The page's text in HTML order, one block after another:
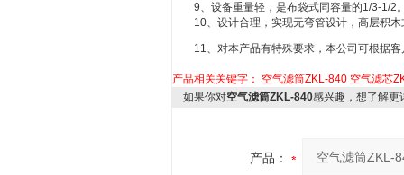
9、设备重量轻，是布袋式同容量的1/3-1/2
10、设计合理，实现无弯管设计，高层积木
11、对本产品有特殊要求，本公司可根据客
产品相关关键字： 空气滤筒ZKL-840 空气滤芯
如果你对空气滤筒ZKL-840感兴趣，想了解更
产品：